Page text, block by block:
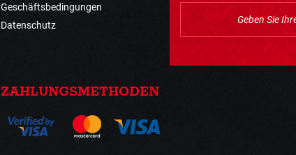
Geschäftsbedingungen
Datenschutz
ZAHLUNGSMETHODEN